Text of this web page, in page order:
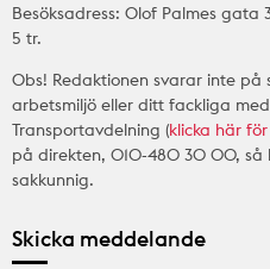
Besöksadress: Olof Palmes gata
5 tr.
Obs! Redaktionen svarar inte på
arbetsmiljö eller ditt fackliga
Transportavdelning (klicka här
på direkten, 010-480 30 00, så
sakkunnig.
Skicka meddelande